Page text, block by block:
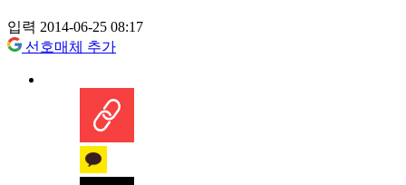
입력 2014-06-25 08:17
선호매체 추가